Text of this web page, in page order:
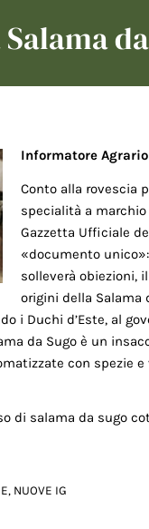
Informatore Agrario
Conto alla rovescia
specialità a
Gazzetta Ufficiale
«documento
solleverà obiezioni,
origini della Salama
i Duchi d’Este, al
da Sugo è un
con spezie
di salama da sugo
, NUOVE IG